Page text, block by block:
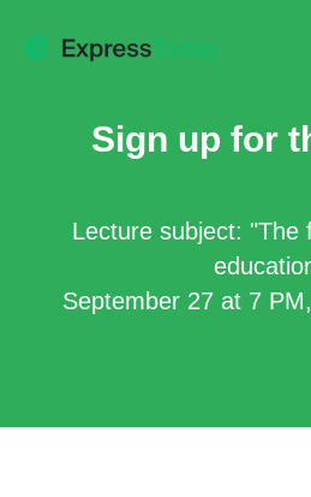
Sign up for
Lecture subject: "The
September 27 at 7